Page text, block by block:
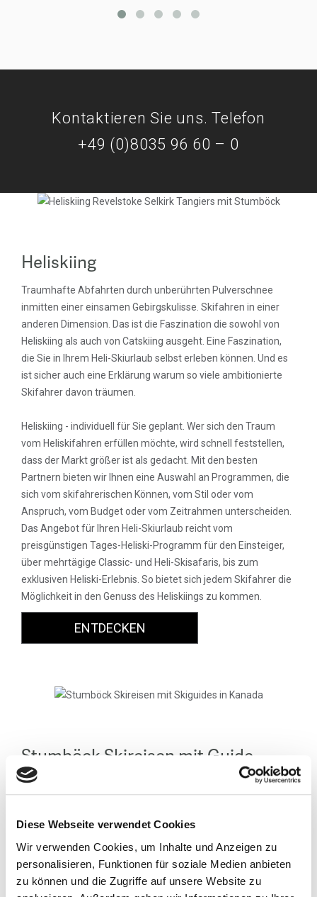
Diese Webseite verwendet Cookies
Wir verwenden Cookies, um Inhalte und Anzeigen zu
personalisieren, Funktionen für soziale Medien anbieten
zu können und die Zugriffe auf unsere Website zu
Kontaktieren Sie uns. Telefon
+49 (0)8035 96 60 – 0
Heliskiing
Traumhafte Abfahrten durch unberührten Pulverschnee
inmitten einer einsamen Gebirgskulisse. Skifahren in einer
anderen Dimension. Das ist die Faszination die sowohl von
Heliskiing als auch von Catskiing ausgeht. Eine Faszination,
die Sie in Ihrem Heli-Skiurlaub selbst erleben können. Und es
ist sicher auch eine Erklärung warum so viele ambitionierte
Skifahrer davon träumen.
Heliskiing - individuell für Sie geplant. Wer sich den Traum
vom Heliskifahren erfüllen möchte, wird schnell feststellen,
dass der Markt größer ist als gedacht. Mit den besten
Partnern bieten wir Ihnen eine Auswahl an Programmen, die
sich vom skifahrerischen Können, vom Stil oder vom
Anspruch, vom Budget oder vom Zeitrahmen unterscheiden.
Das Angebot für Ihren Heli-Skiurlaub reicht vom
preisgünstigen Tages-Heliski-Programm für den Einsteiger,
über mehrtägige Classic- und Heli-Skisafaris, bis zum
exklusiven Heliski-Erlebnis. So bietet sich jedem Skifahrer die
Möglichkeit in den Genuss des Heliskiings zu kommen.
ENTDECKEN
Stumböck Skireisen mit Guide
Die Stumböck-Skisafaris - besondere Skireisen
Getreu unserem Motto "skiing with friends" begleitet Sie auf
den Stumböck-Skisafaris in Kanada und USA immer einer
unserer Stumböck-Ski-Guides und führt Sie zu den besten